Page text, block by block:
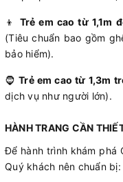
👦 Trẻ em cao từ 1,1m
(Tiêu chuẩn bao gồm
bảo hiểm).
🧔Trẻ em cao từ 1,3m
dịch vụ như người lớn).
HÀNH TRANG CẦN
Để hành trình khám phá
Quý khách nên chuẩn bị: